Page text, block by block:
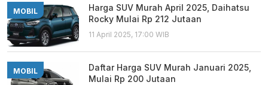
MOBIL
Harga SUV Murah April 2025, Daihatsu
Rocky Mulai Rp 212 Jutaan
11 April 2025, 17:00 WIB
MOBIL
Daftar Harga SUV Murah Januari 2025,
Mulai Rp 200 Jutaan